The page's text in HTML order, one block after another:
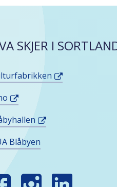
SKJER I
Blåbyen